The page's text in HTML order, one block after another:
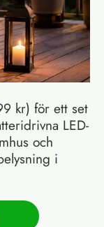
kr) för ett set
LED-
och
i